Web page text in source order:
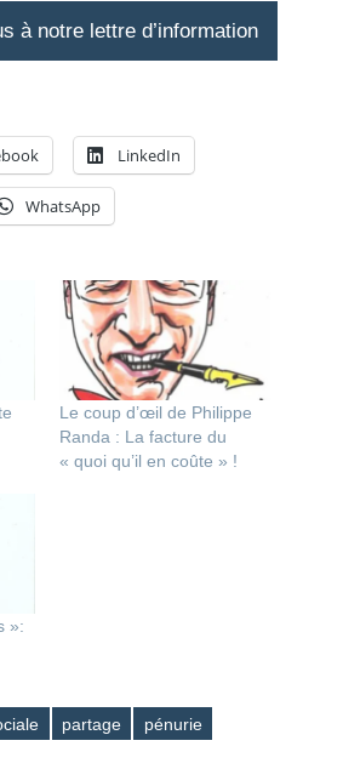
à notre lettre d’information
LinkedIn
WhatsApp
Le coup d’œil de Philippe
Randa : La facture du
« quoi qu’il en coûte » !
»:
partage pénurie